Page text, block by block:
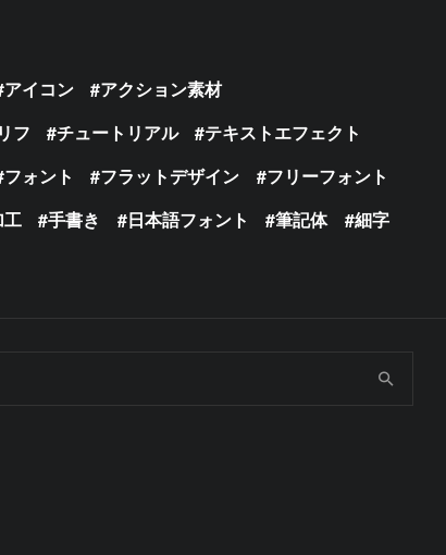
アイコン
アクション素材
フ チュートリアル
テキストエフェクト
フォント フラットデザイン
フリーフォント
工 手書き 日本語フォント 筆記体
細字